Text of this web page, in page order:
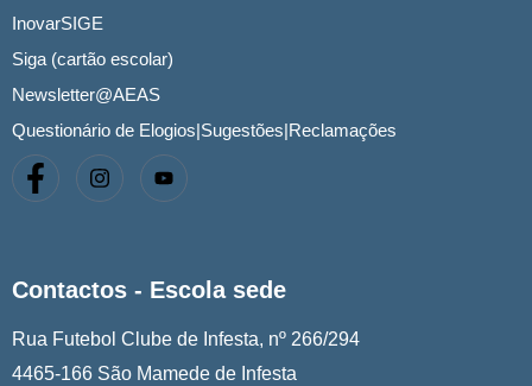
InovarSIGE
Siga (cartão escolar)
Newsletter@AEAS
Questionário de Elogios|Sugestões|Reclamações
Contactos - Escola sede
Rua Futebol Clube de Infesta, nº 266/294
4465-166 São Mamede de Infesta